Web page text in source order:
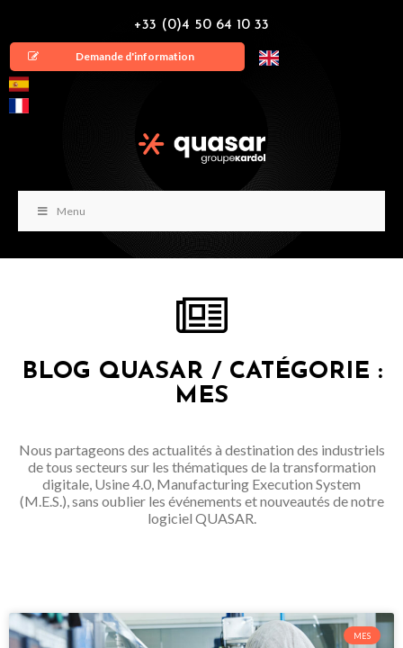
+33 (0)4 50 64 10 33
Demande d'information
Menu
BLOG QUASAR / CATÉGORIE :
MES
Nous partageons des actualités à destination des industriels
de tous secteurs sur les thématiques de la transformation
digitale, Usine 4.0, Manufacturing Execution System
(M.E.S.), sans oublier les événements et nouveautés de notre
logiciel QUASAR.
MES